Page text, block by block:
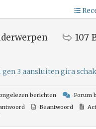
107
gen 3 aansluiten gira
berichten
Forum
Beantwoord